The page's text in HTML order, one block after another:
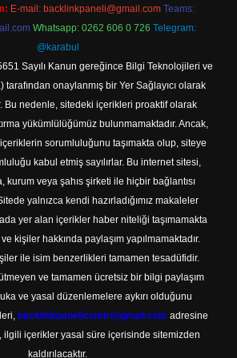
E-mail: backlinkpaneli@gmail.com Teams:
Whatsapp: 0262 606 0 726 Telegram:
@karabul
Sayılı Kanun gereğince Bilgi Teknolojileri ve
tarafından onaylanmış bir Yer Sağlayıcı olarak
Bu nedenle, sitedeki içerikleri proaktif olarak
yükümlülüğümüz bulunmamaktadır. Ancak,
sorumluluğunu taşımakta olup, siteye
kabul etmiş sayılırlar. Bu internet sitesi,
kurum veya şahıs şirketi ile hiçbir bağlantısı
yalnızca kendi hazırladığımız makaleler
yer alan içerikler haber niteliği taşımamakta
kişiler hakkında paylaşım yapılmamaktadır.
ile isim benzerlikleri tamamen tesadüfidir.
ve tamamen ücretsiz bir bilgi paylaşım
ve yasal düzenlemelere aykırı olduğunu
backlinkpanelicomtr@gmail.com adresine
ilgili içerikler yasal süre içerisinde sitemizden
kaldırılacaktır.